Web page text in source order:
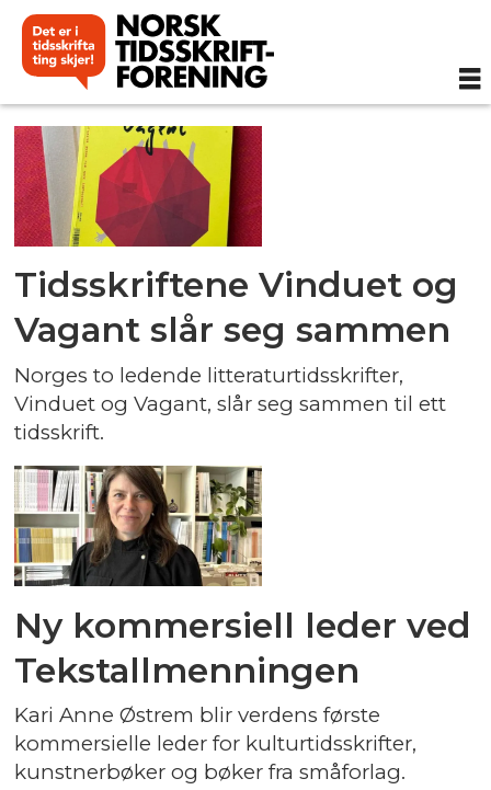
Tag:
2026
Tidsskriftene Vinduet og
Vagant slår seg sammen
Norges to ledende litteraturtidsskrifter,
Vinduet og Vagant, slår seg sammen til ett
tidsskrift.
Ny kommersiell leder ved
Tekstallmenningen
Kari Anne Østrem blir verdens første
kommersielle leder for kulturtidsskrifter,
kunstnerbøker og bøker fra småforlag.